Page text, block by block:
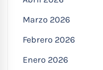
Marzo 2026
Febrero 2026
Enero 2026